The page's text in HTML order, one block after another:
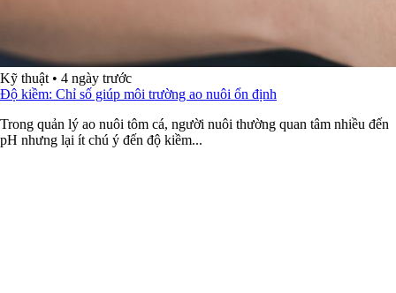
Kỹ thuật • 4 ngày trước
Độ kiềm: Chỉ số giúp môi trường ao nuôi ổn định
Trong quản lý ao nuôi tôm cá, người nuôi thường quan tâm nhiều đến
pH nhưng lại ít chú ý đến độ kiềm...